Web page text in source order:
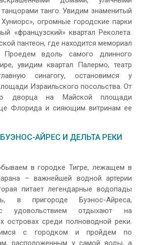
танго. Увидим знаменитый
огромные городские парки
«французский» квартал Реколета.
пантеон, где находится мемориал
вдоль самого длинного
увидим квартал Палермо, театр
синагогу, остановимся у
Израильского посольства. От
дворца на Майской площади
Флорида и сияющим витринам ее
АЙРЕС И ДЕЛЬТА РЕКИ
в городке Тигре, лежащем в
– важнейшей водной артерии
питает легендарные водопады
в пригороде Буэнос-Айреса,
удовольствием отдыхают на
островах среди полноводной реки.
с городком и пройдем по
расположенным у самой воды, а